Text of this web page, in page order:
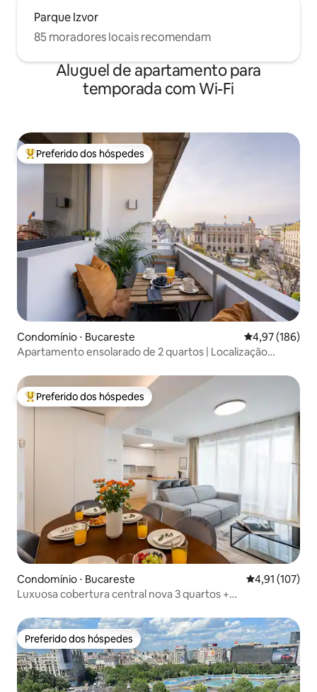
Parque Izvor
85 moradores locais recomendam
Aluguel de apartamento para
temporada com Wi-Fi
Entre os melhores preferidos dos hóspedes
Preferido dos hóspedes
Condomínio ⋅ Bucareste 4,97 de uma
4,97 (186)
Apartamento ensolarado de 2 quartos | Localização
Entre os melhores preferidos dos hóspedes
Preferido dos hóspedes
Condomínio ⋅ Bucareste 4,91 de uma
4,91 (107)
Luxuosa cobertura central nova 3 quartos +
Preferido dos hóspedes
Preferido dos hóspedes